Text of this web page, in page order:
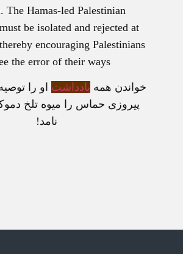
The Hamas-led Palestinian
be isolated and rejected at
encouraging Palestinians
the error of their ways
خواندن همه یادداشت او را
پیروزی حماس را میوه تلخ
نامد!